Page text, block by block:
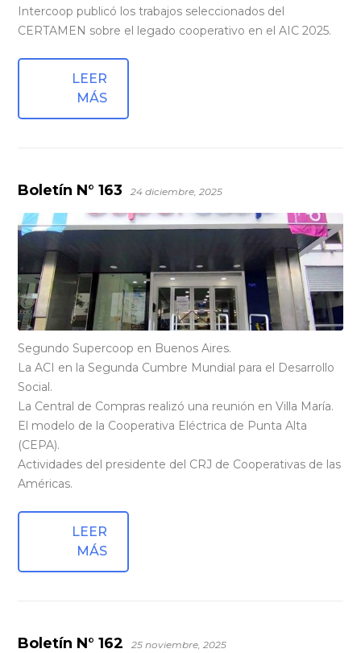
Intercoop publicó los trabajos seleccionados del
CERTAMEN sobre el legado cooperativo en el AIC 2025.
LEER
MÁS
Boletín N° 163 24 diciembre, 2025
Segundo Supercoop en Buenos Aires.
La ACI en la Segunda Cumbre Mundial para el Desarrollo
Social.
La Central de Compras realizó una reunión en Villa María.
El modelo de la Cooperativa Eléctrica de Punta Alta
(CEPA).
Actividades del presidente del CRJ de Cooperativas de las
Américas.
LEER
MÁS
Boletín N° 162 25 noviembre, 2025